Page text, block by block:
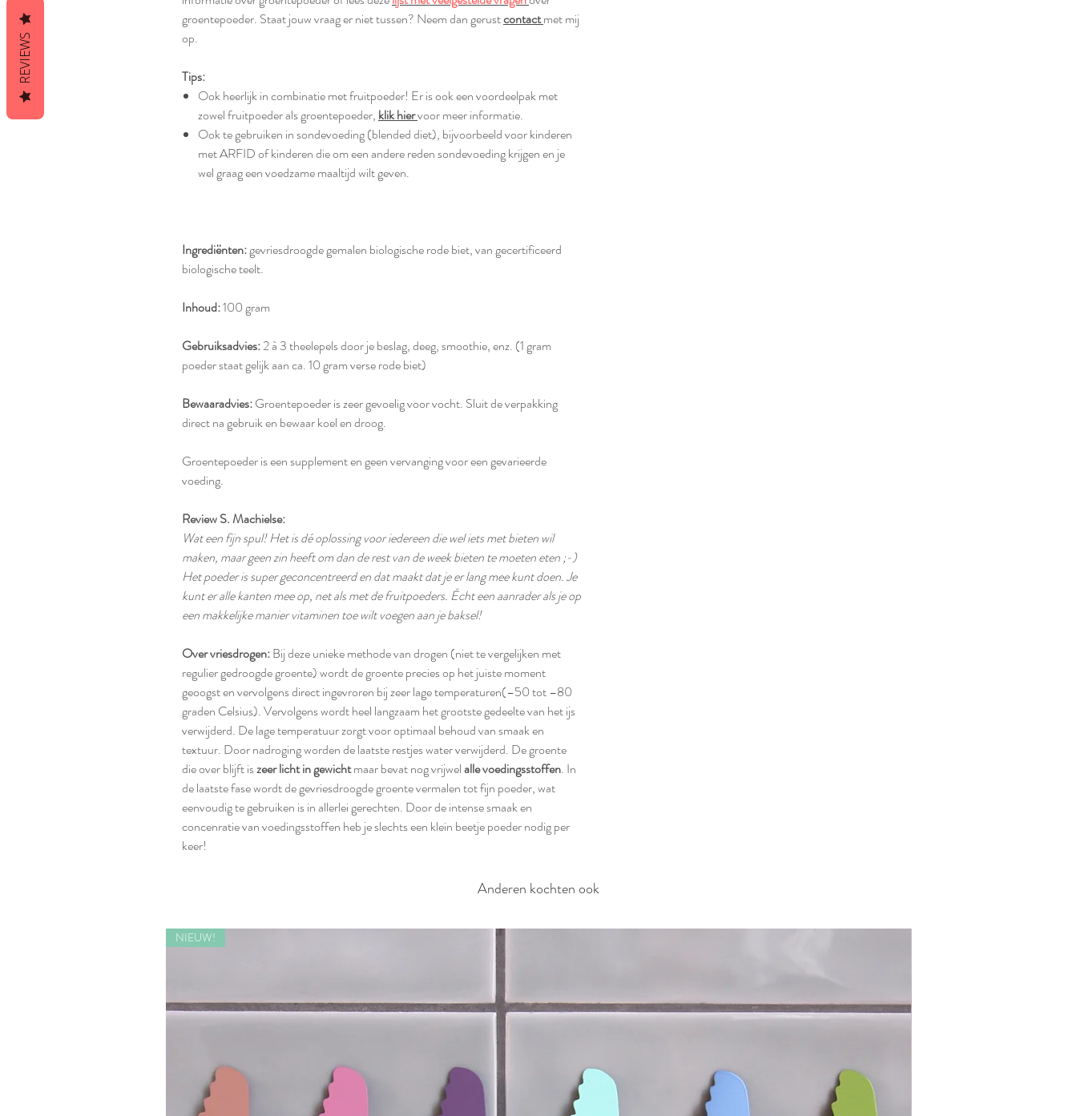
groentepoeder. Staat jouw vraag er niet tussen? Neem dan gerustcontactmet mij
op.
Tips:
Ook heerlijk in combinatie met fruitpoeder! Er is ook een voordeelpak met
zowel fruitpoeder als groentepoeder, klik hiervoor meer informatie.
Ook te gebruiken in sondevoeding (blended diet), bijvoorbeeld voor kinderen
met ARFID of kinderen die om een andere reden sondevoeding krijgen en je
wel graag een voedzame maaltijd wilt geven.
Ingrediënten:gevriesdroogde gemalen biologische rode biet, van gecertificeerd
biologische teelt.
Inhoud:100 gram
Gebruiksadvies:2 à 3 theelepels door je beslag, deeg, smoothie, enz. (1 gram
poeder staat gelijk aan ca. 10 gram verse rode biet)
Bewaaradvies:Groentepoeder is zeer gevoelig voor vocht. Sluit de verpakking
direct na gebruik en bewaar koel en droog.
Groentepoeder is een supplement en geen vervanging voor een gevarieerde
voeding.
Review S. Machielse:
Wat een fijn spul! Het is dé oplossing voor iedereen die wel iets met bieten wil
maken, maar geen zin heeft om dan de rest van de week bieten te moeten eten ;-)
Het poeder is super geconcentreerd en dat maakt dat je er lang mee kunt doen. Je
kunt er alle kanten mee op, net als met de fruitpoeders. Écht een aanrader als je op
een makkelijke manier vitaminen toe wilt voegen aan je baksel!
Over vriesdrogen:Bij deze unieke methode van drogen (niet te vergelijken met
regulier gedroogde groente) wordt de groente precies op het juiste moment
geoogst en vervolgens direct ingevroren bij zeer lage temperaturen(–50 tot –80
graden Celsius). Vervolgens wordt heel langzaam het grootste gedeelte van het ijs
verwijderd. De lage temperatuur zorgt voor optimaal behoud van smaak en
textuur. Door nadroging worden de laatste restjes water verwijderd. De groente
die over blijft iszeer licht in gewichtmaar bevat nog vrijwelalle voedingsstoffen. In
de laatste fase wordt de gevriesdroogde groente vermalen tot fijn poeder, wat
eenvoudig te gebruiken is in allerlei gerechten. Door de intense smaak en
concenratie van voedingsstoffen heb je slechts een klein beetje poeder nodig per
keer!
Anderen kochten ook
NIEUW!
REVIEWS